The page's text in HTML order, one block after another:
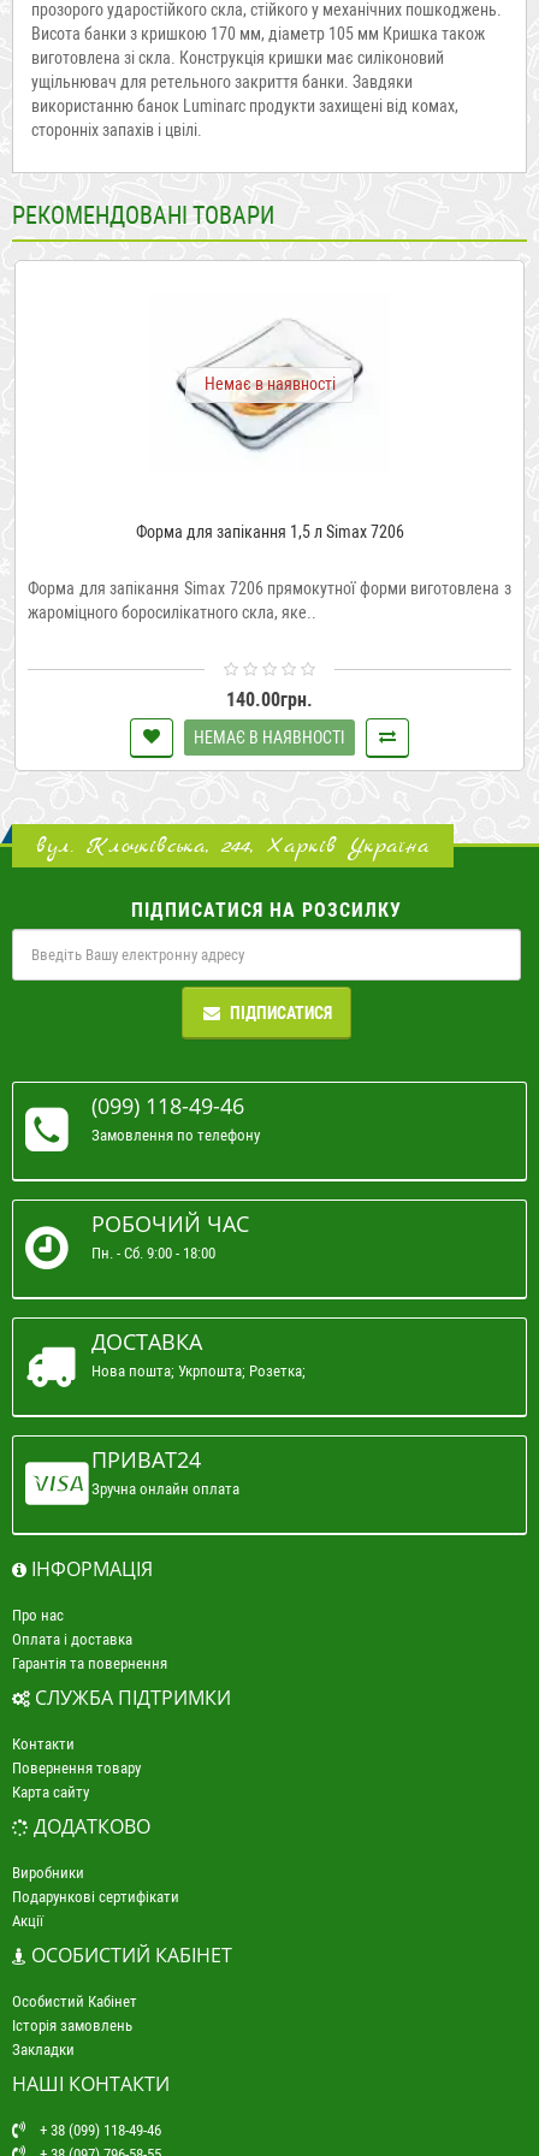
прозорого ударостійкого скла, стійкого у механічних пошкоджень.
Висота банки з кришкою 170 мм, діаметр 105 мм Кришка також
виготовлена зі скла. Конструкція кришки має силіконовий
ущільнювач для ретельного закриття банки. Завдяки
використанню банок Luminarc продукти захищені від комах,
сторонніх запахів і цвілі.
РЕКОМЕНДОВАНІ ТОВАРИ
Немає в наявності
Форма для запікання 1,5 л Simax 7206
Форма для запікання Simax 7206 прямокутної форми виготовлена з
жароміцного боросилікатного скла, яке..
140.00грн.
НЕМАЄ В НАЯВНОСТІ
вул. Клочківська, 244, Харків Україна
ПІДПИСАТИСЯ НА РОЗСИЛКУ
ПІДПИСАТИСЯ
(099) 118-49-46
Замовлення по телефону
РОБОЧИЙ ЧАС
Пн. - Сб. 9:00 - 18:00
ДОСТАВКА
Нова пошта; Укрпошта; Розетка;
ПРИВАТ24
Зручна онлайн оплата
ІНФОРМАЦІЯ
Про нас
Оплата і доставка
Гарантія та повернення
СЛУЖБА ПІДТРИМКИ
Контакти
Повернення товару
Карта сайту
ДОДАТКОВО
Виробники
Подарункові сертифікати
Акції
ОСОБИСТИЙ КАБІНЕТ
Особистий Кабінет
Історія замовлень
Закладки
НАШІ КОНТАКТИ
+ 38 (099) 118-49-46